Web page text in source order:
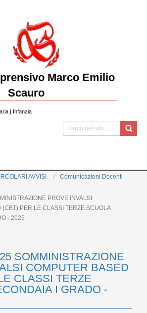
Marco Emilio
Scauro
| Infanzia
AVVISI Comunicazioni Docenti
PROVE INVALSI
PER LE CLASSI TERZE SCUOLA
- 2025
SOMMINISTRAZIONE
COMPUTER BASED
CLASSI TERZE
I GRADO -